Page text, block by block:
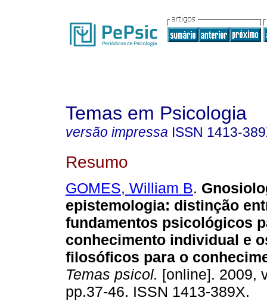
Temas em Psicologia
versão impressa ISSN 1413-
Resumo
GOMES, William B.
epistemologia: distinção
fundamentos psicológicos
conhecimento individual e
filosóficos para o
Temas psicol. [online]. 2009,
pp.37-46. ISSN 1413-389X.